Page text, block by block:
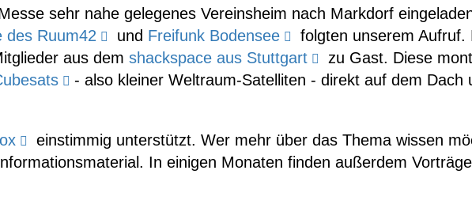
sehr nahe gelegenes Vereinsheim nach Markdorf
des Ruum42 und Freifunk Bodensee
folgten unserem Aufruf.
aus dem shackspace aus Stuttgart
zu Gast. Diese
- also kleiner Weltraum-Satelliten - direkt auf dem Dach
einstimmig unterstützt. Wer mehr über das Thema wissen
In einigen Monaten finden außerdem